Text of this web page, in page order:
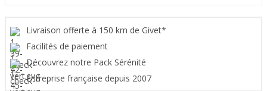
Livraison offerte à 150 km de Givet*
Facilités de paiement
Découvrez notre Pack Sérénité
Entreprise française depuis 2007